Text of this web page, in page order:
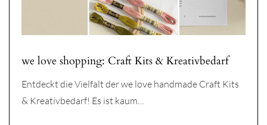
we love shopping: Craft Kits & Kreativbedarf
Entdeckt die Vielfalt der we love handmade Craft Kits
& Kreativbedarf! Es ist kaum…